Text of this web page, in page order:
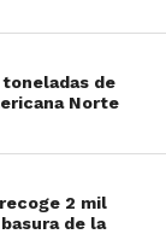
de
Norte
2 mil
de la